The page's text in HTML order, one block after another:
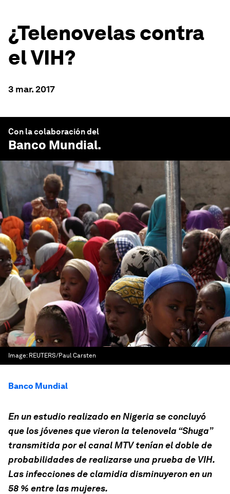
¿Telenovelas contra
el VIH?
3 mar. 2017
Con la colaboración del
Banco Mundial.
Image: REUTERS/Paul Carsten
Banco Mundial
En un estudio realizado en Nigeria se concluyó
que los jóvenes que vieron la telenovela “Shuga”
transmitida por el canal MTV tenían el doble de
probabilidades de realizarse una prueba de VIH.
Las infecciones de clamidia disminuyeron en un
58 % entre las mujeres.